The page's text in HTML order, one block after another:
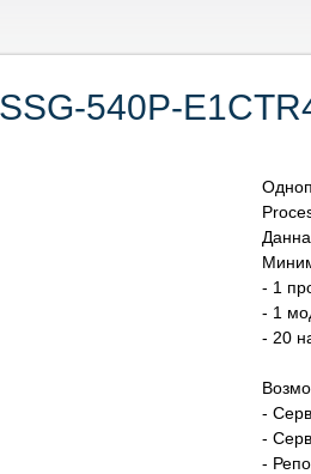
540P-
- 1
- 1
- 20
-
-
-